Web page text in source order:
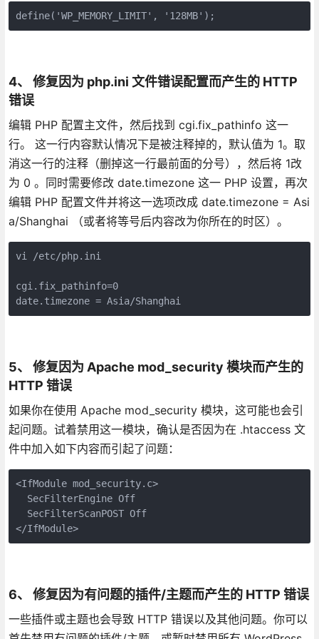
4、 修复因为 php.ini 文件错误配置而产生的 HTTP
错误
编辑 PHP 配置主文件，然后找到 cgi.fix_pathinfo 这一
行。 这一行内容默认情况下是被注释掉的，默认值为 1。取
消这一行的注释（删掉这一行最前面的分号），然后将 1改
为 0 。同时需要修改 date.timezone 这一 PHP 设置，再次
编辑 PHP 配置文件并将这一选项改成 date.timezone = Asi
a/Shanghai （或者将等号后内容改为你所在的时区）。
vi /etc/php.ini
cgi.fix_pathinfo=0
date.timezone = Asia/Shanghai
5、 修复因为 Apache mod_security 模块而产生的
HTTP 错误
如果你在使用 Apache mod_security 模块，这可能也会引
起问题。试着禁用这一模块，确认是否因为在 .htaccess 文
件中加入如下内容而引起了问题：
<IfModule mod_security.c>
  SecFilterEngine Off
  SecFilterScanPOST Off
</IfModule>
6、 修复因为有问题的插件/主题而产生的 HTTP 错误
一些插件或主题也会导致 HTTP 错误以及其他问题。你可以